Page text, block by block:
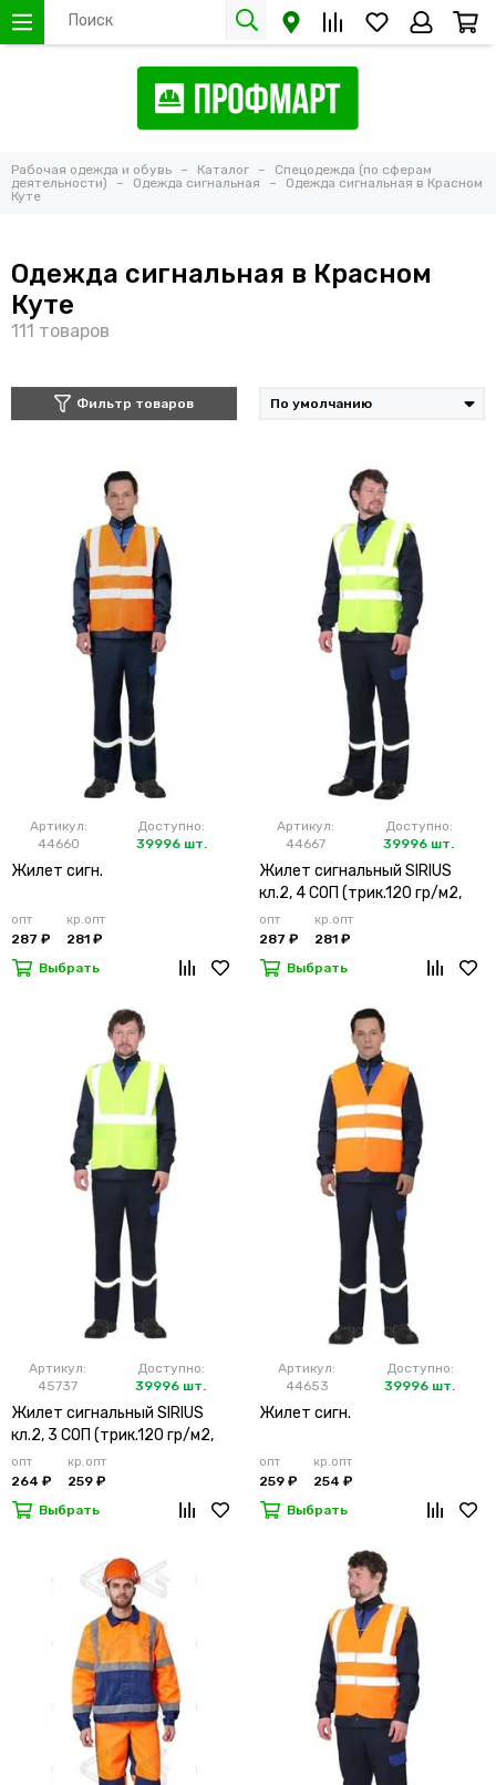
Рабочая одежда и обувь Каталог
Спецодежда (по сферам
деятельности)
Одежда сигнальная
Одежда сигнальная в Красном
Куте
Одежда сигнальная в Красном
Куте
Фильтр товаров
Артикул:
44660
Доступно:
39996 шт.
Жилет сигн.
опт
287 ₽
кр.опт
281 ₽
Выбрать
Артикул:
44667
Доступно:
39996 шт.
Жилет сигнальный SIRIUS
кл.2, 4 СОП (трик.120 гр/м2,
карманы) лимонный
опт
287 ₽
кр.опт
281 ₽
Выбрать
Артикул:
45737
Доступно:
39996 шт.
Жилет сигнальный SIRIUS
кл.2, 3 СОП (трик.120 гр/м2,
карманы) лимонный
опт
264 ₽
кр.опт
259 ₽
Выбрать
Артикул:
44653
Доступно:
39996 шт.
Жилет сигн.
опт
259 ₽
кр.опт
254 ₽
Выбрать